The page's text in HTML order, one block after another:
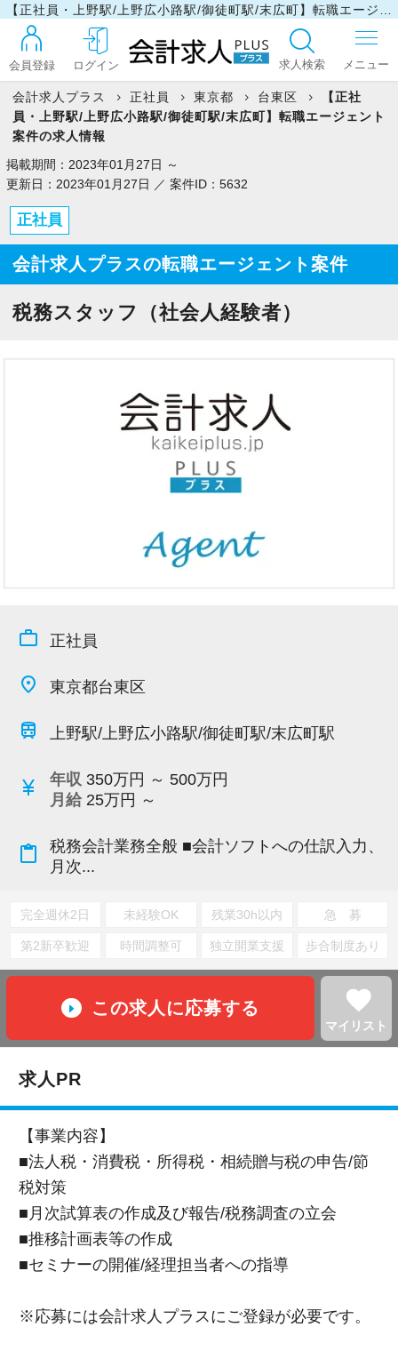
会員登録 ログイン 求人検索
マイリスト
今すぐ会員登録
PC版サイトを見る
採用ご担当者様
会計求人プラス 正社員 東京都 台東区
【正社
員・上野駅/上野広小路駅/御徒町駅/末広町】転職エージェント
案件の求人情報
掲載期間：2023年01月27日 ～
更新日：2023年01月27日 ／ 案件ID：5632
正社員
会計求人プラスの転職エージェント案件
税務スタッフ（社会人経験者）
work_outline 正社員
place 東京都台東区
train 上野駅/上野広小路駅/御徒町駅/末広町駅
currency_yen 年収 350万円 ～ 500万円
月給 25万円 ～
content_paste
税務会計業務全般 ■会計ソフトへの仕訳入力、
月次...
完全週休2日 未経験OK 残業30h以内 急 募
第2新卒歓迎 時間調整可 独立開業支援 歩合制度あり
この求人に応募する favorite
マイリスト
求人PR
【事業内容】
■法人税・消費税・所得税・相続贈与税の申告/節
税対策
■月次試算表の作成及び報告/税務調査の立会
■推移計画表等の作成
■セミナーの開催/経理担当者への指導
※応募には会計求人プラスにご登録が必要です。